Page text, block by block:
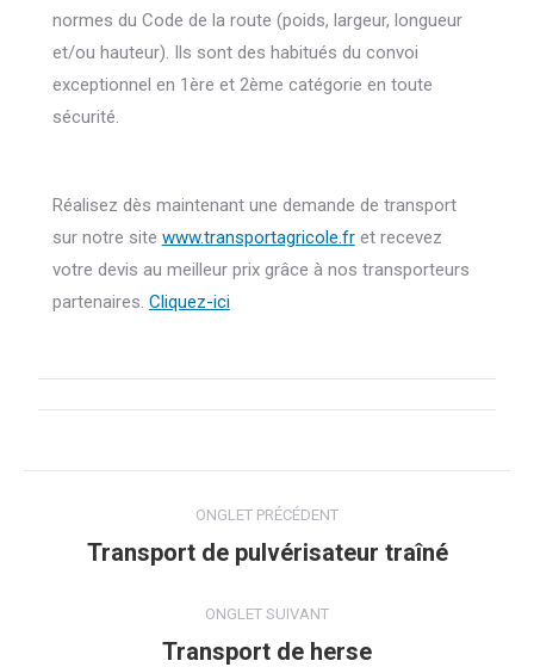
normes du Code de la route (poids, largeur, longueur
et/ou hauteur). Ils sont des habitués du convoi
exceptionnel en 1ère et 2ème catégorie en toute
sécurité.
Réalisez dès maintenant une demande de transport
sur notre site www.transportagricole.fret recevez
votre devis au meilleur prix grâce à nos transporteurs
partenaires. Cliquez-ici
commentaire
ONGLET PRÉCÉDENT
Onglet
Transport de pulvérisateur traîné
ONGLET SUIVANT
Onglet
Transport de herse